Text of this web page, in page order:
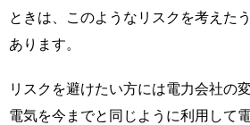
ときは、このようなリスクを考えた
あります。
リスクを避けたい方には電力会社の
電気を今までと同じように利用して